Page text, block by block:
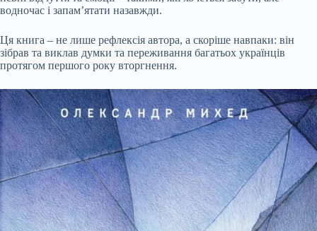
водночас і запам’ятати назавжди.
Ця книга – не лише рефлексія автора, а скоріше навпаки: він
зібрав та виклав думки та переживання багатьох українців
протягом першого року вторгнення.